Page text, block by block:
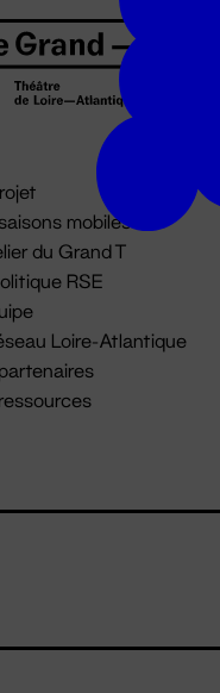
mobiles
du Grand T
RSE
Loire-Atlantique